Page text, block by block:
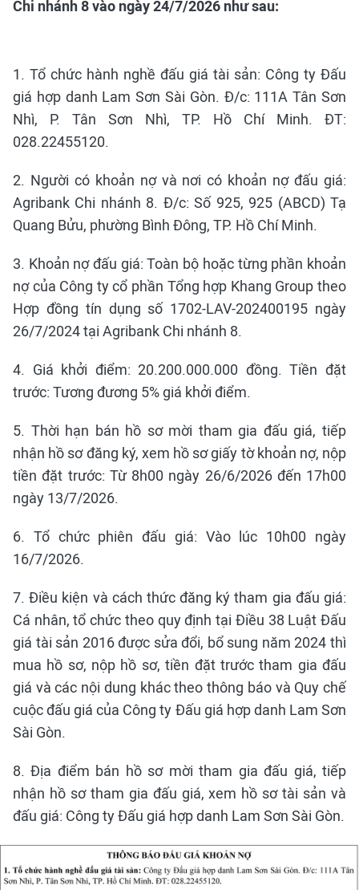
Chi nhánh 8 vào ngày 24/7/2026 như sau:
1. Tổ chức hành nghề đấu giá tài sản: Công ty Đấu
giá hợp danh Lam Sơn Sài Gòn. Đ/c: 111A Tân Sơn
Nhì, P. Tân Sơn Nhì, TP. Hồ Chí Minh. ĐT:
028.22455120.
2. Người có khoản nợ và nơi có khoản nợ đấu giá:
Agribank Chi nhánh 8. Đ/c: Số 925, 925 (ABCD) Tạ
Quang Bửu, phường Bình Đông, TP. Hồ Chí Minh.
3. Khoản nợ đấu giá: Toàn bộ hoặc từng phần khoản
nợ của Công ty cổ phần Tổng hợp Khang Group theo
Hợp đồng tín dụng số 1702-LAV-202400195 ngày
26/7/2024 tại Agribank Chi nhánh 8.
4. Giá khởi điểm: 20.200.000.000 đồng. Tiền đặt
trước: Tương đương 5% giá khởi điểm.
5. Thời hạn bán hồ sơ mời tham gia đấu giá, tiếp
nhận hồ sơ đăng ký, xem hồ sơ giấy tờ khoản nợ, nộp
tiền đặt trước: Từ 8h00 ngày 26/6/2026 đến 17h00
ngày 13/7/2026.
6. Tổ chức phiên đấu giá: Vào lúc 10h00 ngày
16/7/2026.
7. Điều kiện và cách thức đăng ký tham gia đấu giá:
Cá nhân, tổ chức theo quy định tại Điều 38 Luật Đấu
giá tài sản 2016 được sửa đổi, bổ sung năm 2024 thì
mua hồ sơ, nộp hồ sơ, tiền đặt trước tham gia đấu
giá và các nội dung khác theo thông báo và Quy chế
cuộc đấu giá của Công ty Đấu giá hợp danh Lam Sơn
Sài Gòn.
8. Địa điểm bán hồ sơ mời tham gia đấu giá, tiếp
nhận hồ sơ tham gia đấu giá, xem hồ sơ tài sản và
đấu giá: Công ty Đấu giá hợp danh Lam Sơn Sài Gòn.